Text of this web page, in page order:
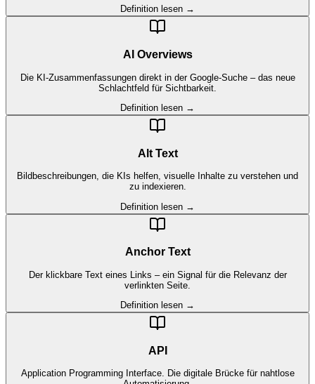
Definition lesen →
AI Overviews
Die KI-Zusammenfassungen direkt in der Google-Suche – das neue
Schlachtfeld für Sichtbarkeit.
Definition lesen →
Alt Text
Bildbeschreibungen, die KIs helfen, visuelle Inhalte zu verstehen und
zu indexieren.
Definition lesen →
Anchor Text
Der klickbare Text eines Links – ein Signal für die Relevanz der
verlinkten Seite.
Definition lesen →
API
Application Programming Interface. Die digitale Brücke für nahtlose